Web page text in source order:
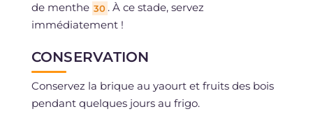
de menthe 30 . À ce stade, servez
immédiatement !
CONSERVATION
Conservez la brique au yaourt et fruits des bois
pendant quelques jours au frigo.